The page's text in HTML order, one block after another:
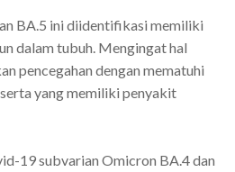
BA.5 ini diidentifikasi memiliki
dalam tubuh. Mengingat hal
pencegahan dengan mematuhi
yang memiliki penyakit
19 subvarian Omicron BA.4 dan